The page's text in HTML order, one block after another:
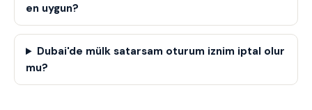
en uygun?
Dubai'de mülk satarsam oturum iznim iptal olur
mu?